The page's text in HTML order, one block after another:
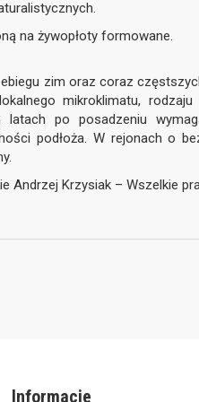
na żywopłoty formowane.
zim oraz coraz
mikroklimatu,
latach po posadzeniu
podłoża. W rejonach o
Andrzej Krzysiak – Wszelkie
Informacje